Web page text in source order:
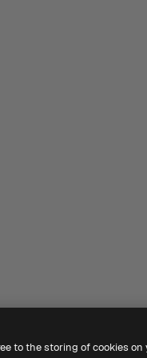
to the storing of cookies